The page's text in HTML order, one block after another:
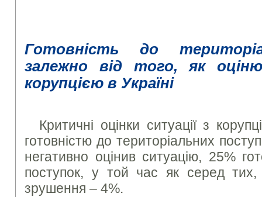
Готовність до
залежно від того, як
корупцією в Україні
Критичні оцінки ситуації з
готовністю до територіальних
негативно оцінив ситуацію, 25%
поступок, у той час як серед тих,
зрушення – 4%.